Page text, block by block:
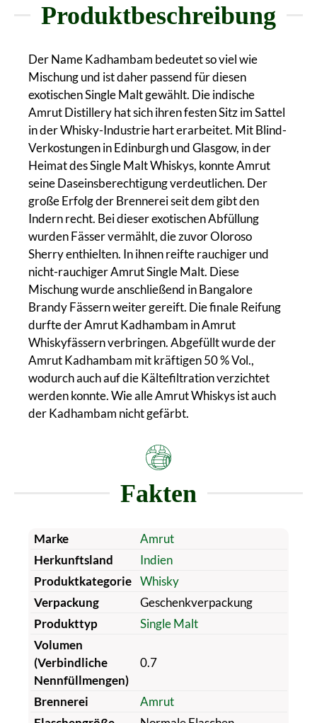
Produktbeschreibung
Der Name Kadhambam bedeutet so viel wie
Mischung und ist daher passend für diesen
exotischen Single Malt gewählt. Die indische
Amrut Distillery hat sich ihren festen Sitz im Sattel
in der Whisky-Industrie hart erarbeitet. Mit Blind-
Verkostungen in Edinburgh und Glasgow, in der
Heimat des Single Malt Whiskys, konnte Amrut
seine Daseinsberechtigung verdeutlichen. Der
große Erfolg der Brennerei seit dem gibt den
Indern recht. Bei dieser exotischen Abfüllung
wurden Fässer vermählt, die zuvor Oloroso
Sherry enthielten. In ihnen reifte rauchiger und
nicht-rauchiger Amrut Single Malt. Diese
Mischung wurde anschließend in Bangalore
Brandy Fässern weiter gereift. Die finale Reifung
durfte der Amrut Kadhambam in Amrut
Whiskyfässern verbringen. Abgefüllt wurde der
Amrut Kadhambam mit kräftigen 50 % Vol.,
wodurch auch auf die Kältefiltration verzichtet
werden konnte. Wie alle Amrut Whiskys ist auch
der Kadhambam nicht gefärbt.
Fakten
Marke
Amrut
Herkunftsland
Indien
Produktkategorie Whisky
Verpackung
Geschenkverpackung
Produkttyp
Single Malt
Volumen
(Verbindliche
Nennfüllmengen)
0.7
Brennerei
Amrut